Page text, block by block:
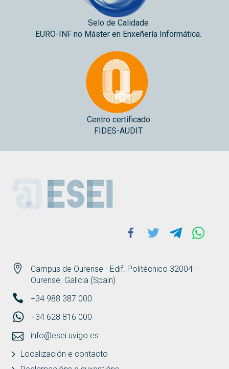
Selo de Calidade
EURO-INF no Máster en Enxeñería Informática.
Centro certificado
FIDES-AUDIT
ESEI
Campus de Ourense - Edif. Politécnico 32004 -
Ourense. Galicia (Spain)
+34 988 387 000
+34 628 816 000
info@esei.uvigo.es
Localización e contacto
Facebook
Twitter Telegram